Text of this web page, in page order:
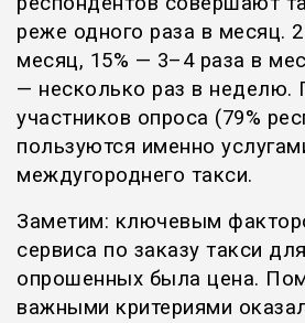
реже одного раза в месяц.
месяц, 15% — 3–4 раза в
— несколько раз в неделю.
участников опроса (79%
пользуются именно
междугороднего такси.
Заметим: ключевым
сервиса по заказу такси
опрошенных была цена.
важными критериями